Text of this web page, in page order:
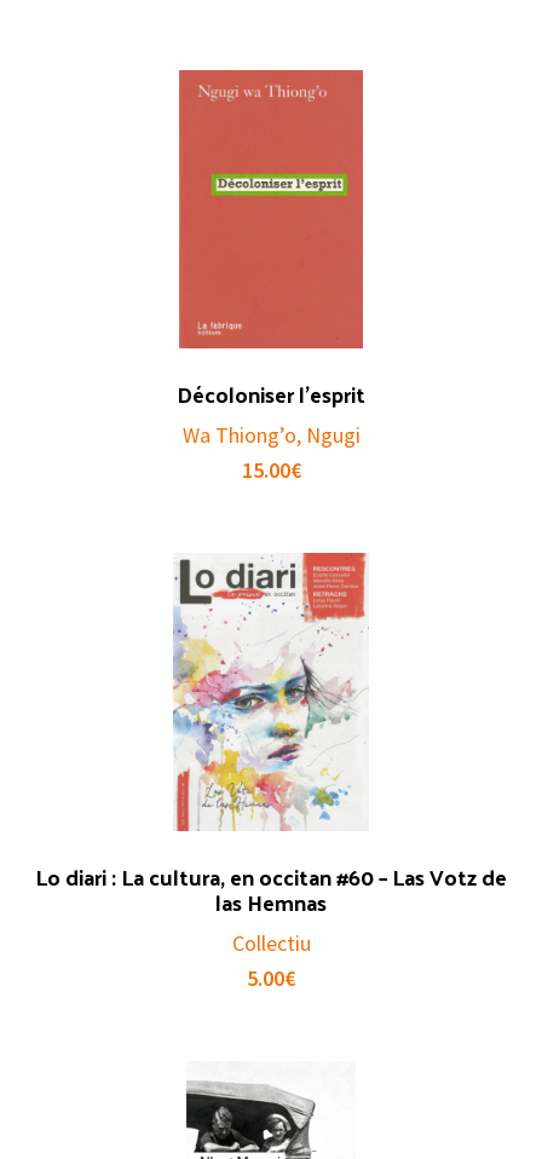
Décoloniser l’esprit
Wa Thiong’o, Ngugi
15.00€
Lo diari : La cultura, en occitan #60 – Las Votz de
las Hemnas
Collectiu
5.00€